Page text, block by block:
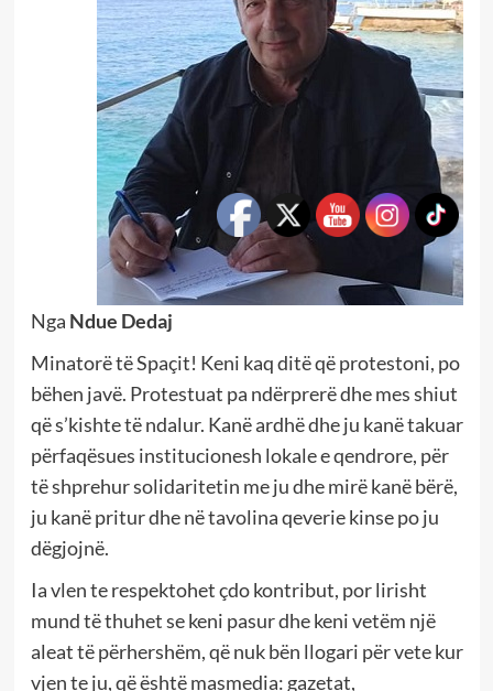
Nga Ndue Dedaj
Minatorë të Spaçit! Keni kaq ditë që protestoni, po
bëhen javë. Protestuat pa ndërprerë dhe mes shiut
që s’kishte të ndalur. Kanë ardhë dhe ju kanë takuar
përfaqësues institucionesh lokale e qendrore, për
të shprehur solidaritetin me ju dhe mirë kanë bërë,
ju kanë pritur dhe në tavolina qeverie kinse po ju
dëgjojnë.
Ia vlen te respektohet çdo kontribut, por lirisht
mund të thuhet se keni pasur dhe keni vetëm një
aleat të përhershëm, që nuk bën llogari për vete kur
vjen te ju, që është masmedia: gazetat,